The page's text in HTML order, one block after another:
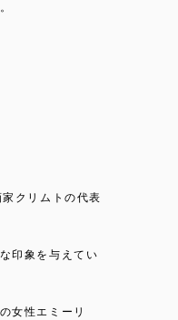
クリムトの代表
印象を与えてい
女性エミーリ